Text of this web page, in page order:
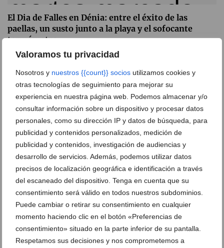
Valoramos tu privacidad
Nosotros y nuestros {{count}} socios utilizamos cookies y
otras tecnologías de seguimiento para mejorar su
experiencia en nuestra página web. Podemos almacenar y/o
consultar información sobre un dispositivo y procesar datos
personales, como su dirección IP y datos de búsqueda, para
publicidad y contenidos personalizados, medición de
publicidad y contenidos, investigación de audiencias y
desarrollo de servicios. Además, podemos utilizar datos
precisos de localización geográfica e identificación a través
del escaneado del dispositivo. Tenga en cuenta que su
consentimiento será válido en todos nuestros subdominios.
Puede cambiar o retirar su consentimiento en cualquier
momento haciendo clic en el botón «Preferencias de
consentimiento» situado en la parte inferior de su pantalla.
Respetamos sus decisiones y nos comprometemos a
El Dia de Falles en Dénia: entre el éxito de las
paellas, un susto junto a la playa y el sofocante
termómetro
08 de julio de 2026
Más suspensiones en las Fiestas de Dénia por la ola
de calor: la alerta naranja no da tregua
07 de julio de 2026